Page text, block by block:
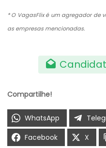
* O VagasFlix é um agregador de
as empresas mencionadas.
Compartilhe!
WhatsApp
Facebook
X